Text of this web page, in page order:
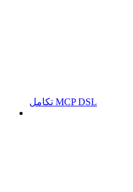
تكامل MCP DSL